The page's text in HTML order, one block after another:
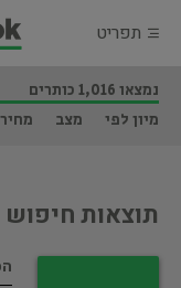
תפריט
נמצאו 1,016 כותרים
מיון לפי
מצב מחיר
תוצאות